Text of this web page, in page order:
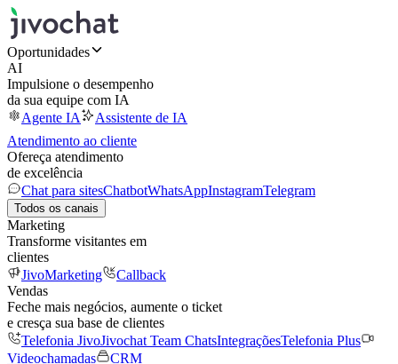
Oportunidades
AI
Impulsione o desempenho
da sua equipe com IA
Agente IA
Assistente de IA
Atendimento ao cliente
Ofereça atendimento
de excelência
Chat para sitesChatbotWhatsAppInstagramTelegram
Todos os canais
Marketing
Transforme visitantes em
clientes
JivoMarketing
Callback
Vendas
Feche mais negócios, aumente o ticket
e cresça sua base de clientes
Telefonia JivoJivochat Team ChatsIntegraçõesTelefonia Plus
Videochamadas
CRM